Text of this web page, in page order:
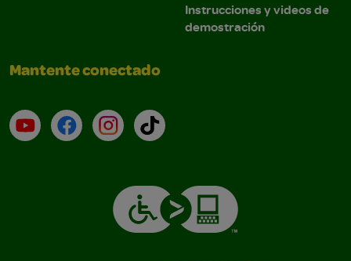
Instrucciones y videos de
demostración
Mantente conectado
YouTube (en inglés)
Facebook (en inglés)
Instagram (en inglés)
TikTok